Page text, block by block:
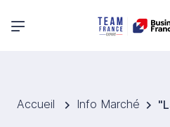
Menu principal
Accueil Info Marché